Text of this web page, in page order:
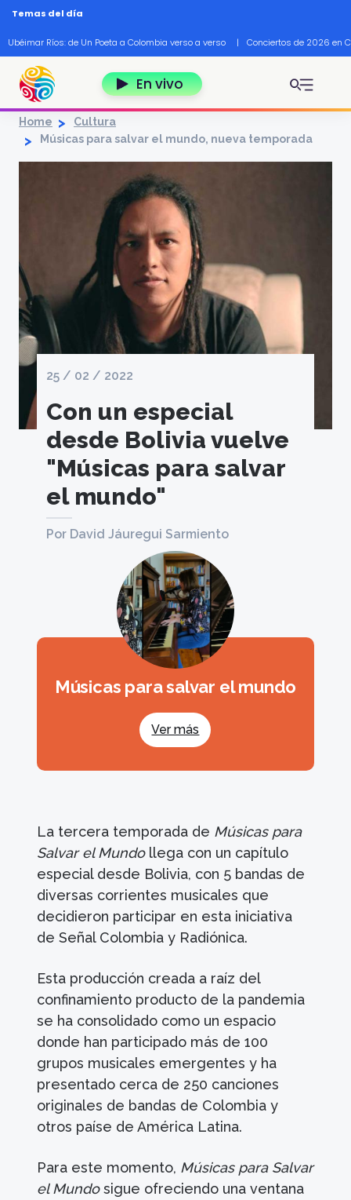
Pasar al contenido principal
Temas del día
Ubéimar Ríos: de Un Poeta a Colombia verso a verso | Conciertos de 2026 en
En vivo
Home
Cultura
Músicas para salvar el mundo, nueva temporada
25 / 02 / 2022
Con un especial
desde Bolivia vuelve
"Músicas para salvar
el mundo"
Por David Jáuregui Sarmiento
Músicas para salvar el mundo
Ver más
La tercera temporada de Músicas para
Salvar el Mundollega con un capítulo
especial desde Bolivia, con 5 bandas de
diversas corrientes musicales que
decidieron participar en esta iniciativa
de Señal Colombia y Radiónica.
Esta producción creada a raíz del
confinamiento producto de la pandemia
se ha consolidado como un espacio
donde han participado más de 100
grupos musicales emergentes y ha
presentado cerca de 250 canciones
originales de bandas de Colombia y
otros paíse de América Latina.
Para este momento, Músicas para Salvar
el Mundosigue ofreciendo una ventana